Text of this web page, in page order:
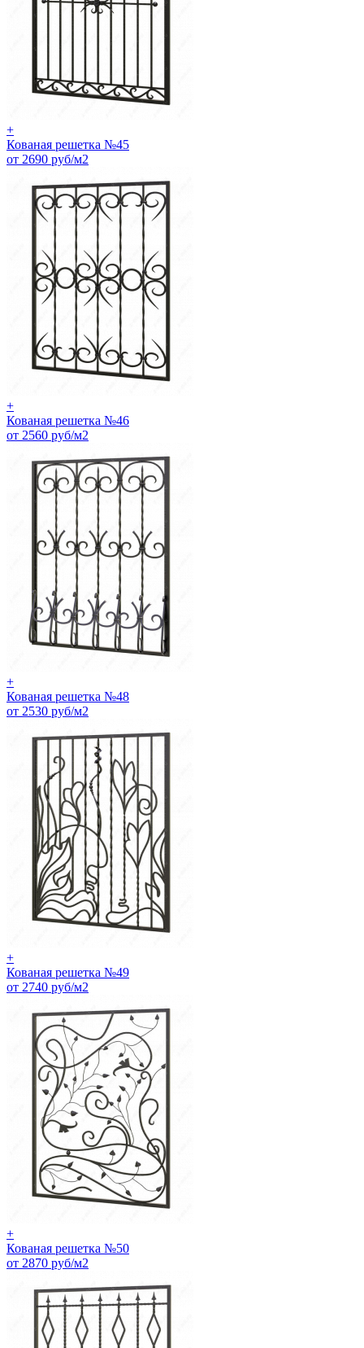
+
Кованая решетка №45
от 2690 руб/м2
+
Кованая решетка №46
от 2560 руб/м2
+
Кованая решетка №48
от 2530 руб/м2
+
Кованая решетка №49
от 2740 руб/м2
+
Кованая решетка №50
от 2870 руб/м2